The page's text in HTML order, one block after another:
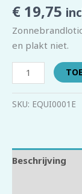
€ 19,75
en plakt niet.
SKU: EQUI0001E
Beschrijving